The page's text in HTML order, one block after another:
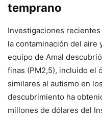
temprano
Investigaciones
la contaminación del aire
equipo de Amal
finas (PM2,5), incluido el
similares al autismo en
descubrimiento ha
millones de dólares del